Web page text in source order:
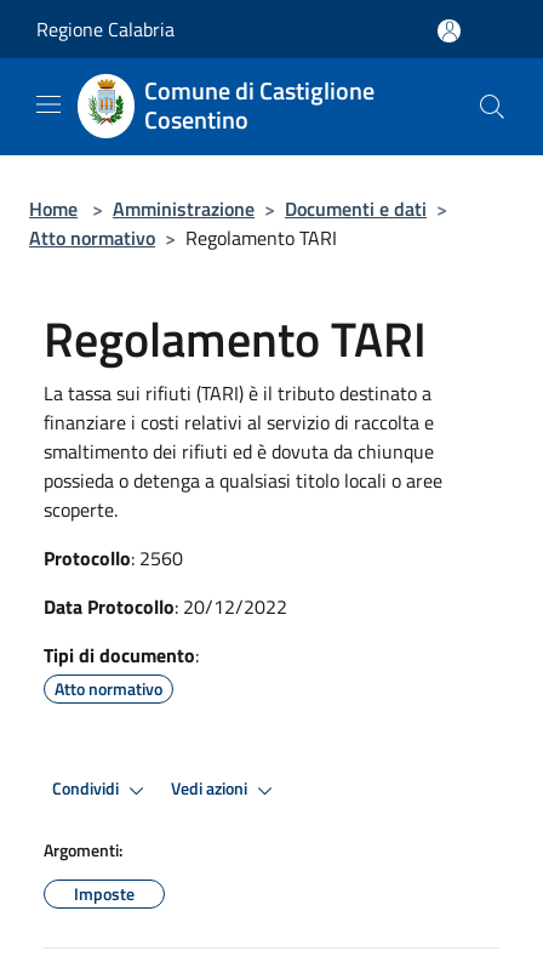
Regione Calabria
Comune di Castiglione
Cosentino
Home > Amministrazione > Documenti e dati >
Atto normativo > Regolamento TARI
Regolamento TARI
La tassa sui rifiuti (TARI) è il tributo destinato a
finanziare i costi relativi al servizio di raccolta e
smaltimento dei rifiuti ed è dovuta da chiunque
possieda o detenga a qualsiasi titolo locali o aree
scoperte.
Protocollo: 2560
Data Protocollo: 20/12/2022
Tipi di documento:
Atto normativo
Condividi Vedi azioni
Argomenti:
Imposte